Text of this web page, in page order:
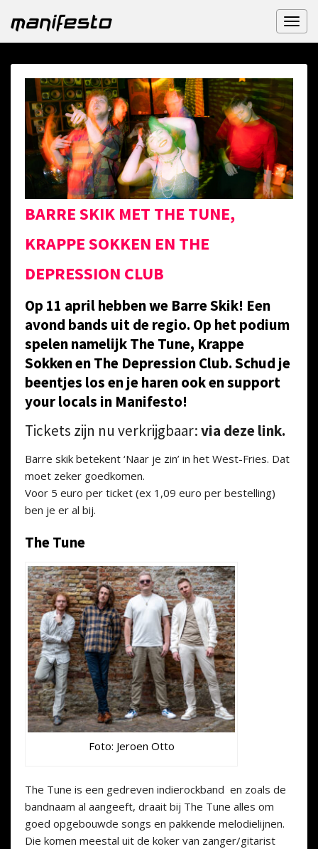
BARRE SKIK MET THE TUNE,
KRAPPE SOKKEN EN THE
DEPRESSION CLUB
Op 11 april hebben we Barre Skik! Een
avond bands uit de regio. Op het podium
spelen namelijk The Tune, Krappe
Sokken en The Depression Club. Schud je
beentjes los en je haren ook en support
your locals in Manifesto!
Tickets zijn nu verkrijgbaar:via deze link.
Barre skik betekent ‘Naar je zin’ in het West-Fries. Dat
moet zeker goedkomen.
Voor 5 euro per ticket (ex 1,09 euro per bestelling)
ben je er al bij.
The Tune
Foto: Jeroen Otto
The Tune is een gedreven indierockband en zoals de
bandnaam al aangeeft, draait bij The Tune alles om
goed opgebouwde songs en pakkende melodielijnen.
Die komen meestal uit de koker van zanger/gitarist